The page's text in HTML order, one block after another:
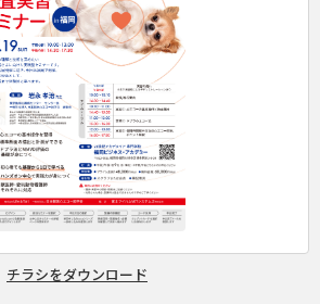
チラシをダウンロード